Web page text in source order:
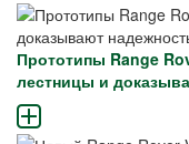
Прототипы Range
лестницы и